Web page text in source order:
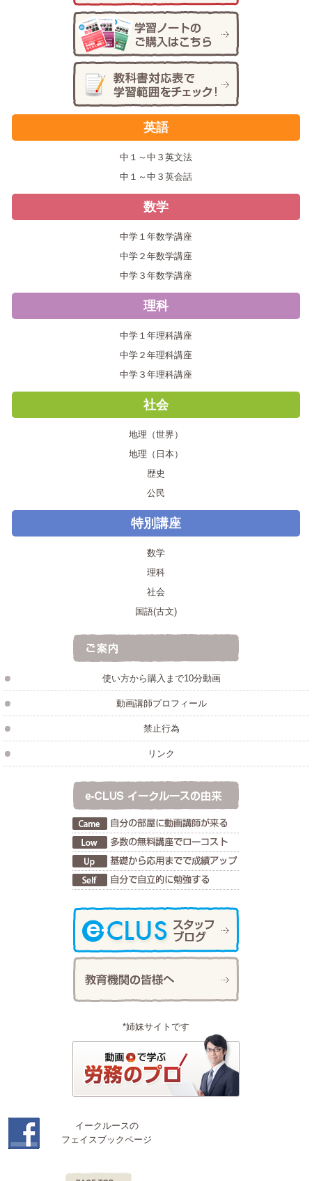
英語
中１～中３英文法
中１～中３英会話
数学
中学１年数学講座
中学２年数学講座
中学３年数学講座
理科
中学１年理科講座
中学２年理科講座
中学３年理科講座
社会
地理（世界）
地理（日本）
歴史
公民
特別講座
数学
理科
社会
国語(古文)
使い方から購入まで10分動画
動画講師プロフィール
禁止行為
リンク
*姉妹サイトです
イークルースの
フェイスブックページ